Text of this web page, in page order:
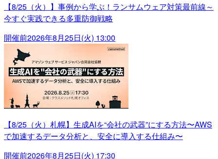
【8/25（火）】事例から学ぶ！ランサムウェア対策最前線～
今すぐ実践できる多重防御戦略
開催前2026年8月25日(火) 13:00
【8/25（火）札幌】生成AIを“会社の武器”にする方法〜AWS
で加速するデータ分析と、安全に導入する仕組み〜
開催前2026年8月25日(火) 17:30